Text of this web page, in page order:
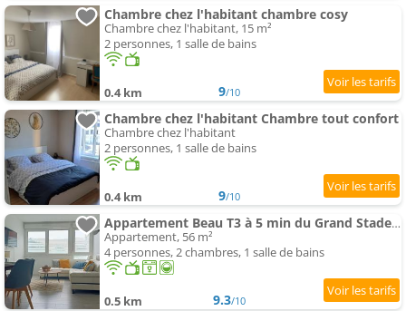
Chambre chez l'habitant chambre cosy
Chambre chez l'habitant, 15 m²
2 personnes, 1 salle de bains
0.4 km 9/10
Chambre chez l'habitant Chambre tout confort
Chambre chez l'habitant
2 personnes, 1 salle de bains
0.4 km 9/10
Appartement Beau T3 à 5 min du Grand Stade avec parking gratuit
Appartement, 56 m²
4 personnes, 2 chambres, 1 salle de bains
0.5 km 9.3/10